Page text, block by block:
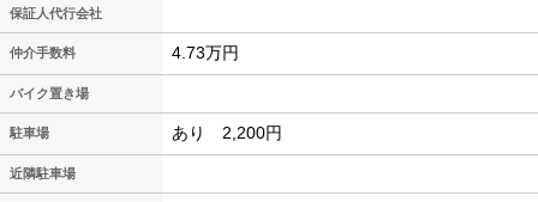
保証人代行会社
仲介手数料 4.73万円
バイク置き場
駐車場 あり 2,200円
近隣駐車場